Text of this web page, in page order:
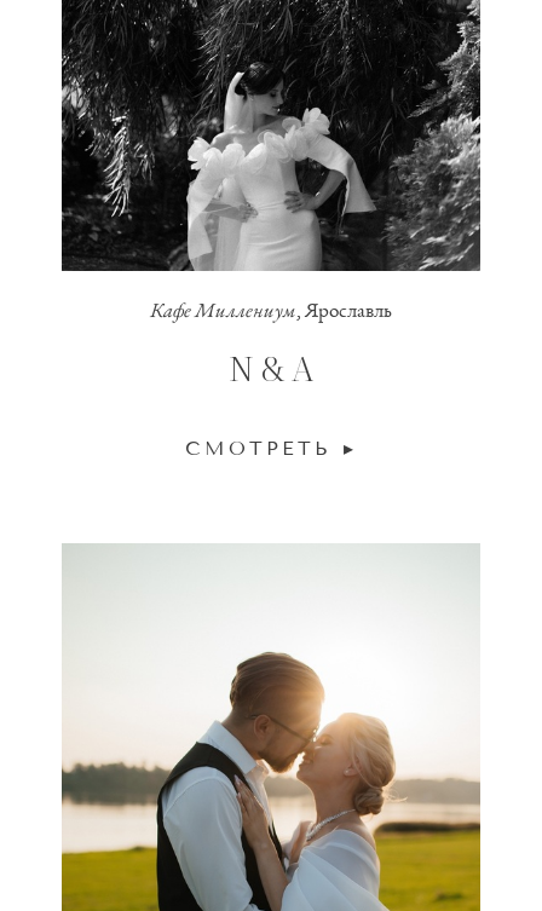
Кафе Миллениум, Ярославль
N & A
СМОТРЕТЬ ▸